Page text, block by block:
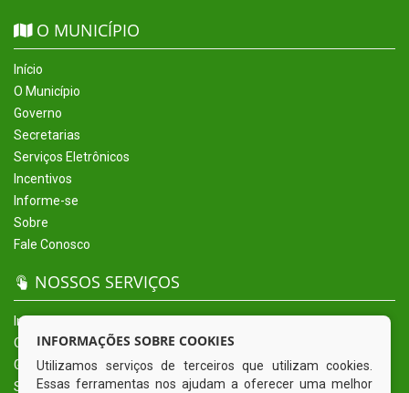
O MUNICÍPIO
Início
O Município
Governo
Secretarias
Serviços Eletrônicos
Incentivos
Informe-se
Sobre
Fale Conosco
NOSSOS SERVIÇOS
Início
O Município
Governo
Secretarias
INFORMAÇÕES SOBRE COOKIES
Utilizamos serviços de terceiros que utilizam cookies.
Essas ferramentas nos ajudam a oferecer uma melhor